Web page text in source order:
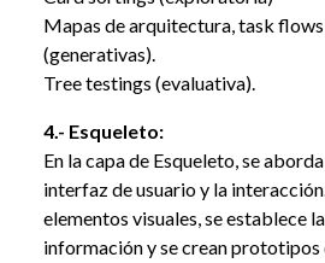
Mapas de arquitectura, task
(generativas).
Tree testings (evaluativa).
4.- Esqueleto:
En la capa de Esqueleto, se
interfaz de usuario y la
elementos visuales, se establece
información y se crean prototipos